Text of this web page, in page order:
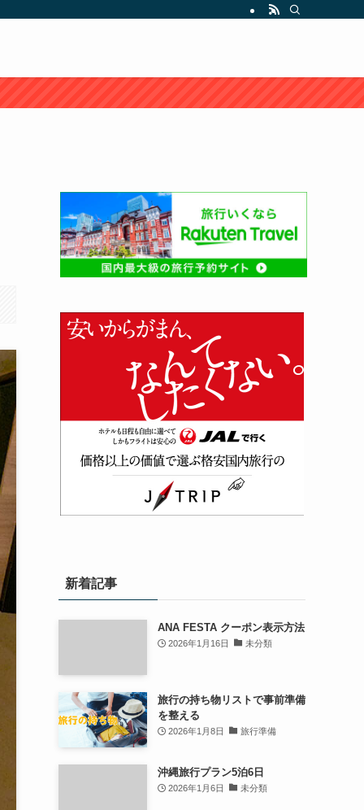
新着記事
ANA FESTA クーポン表示方法
2026年1月16日 未分類
旅行の持ち物リストで事前準備
を整える
2026年1月8日 旅行準備
沖縄旅行プラン5泊6日
2026年1月6日 未分類